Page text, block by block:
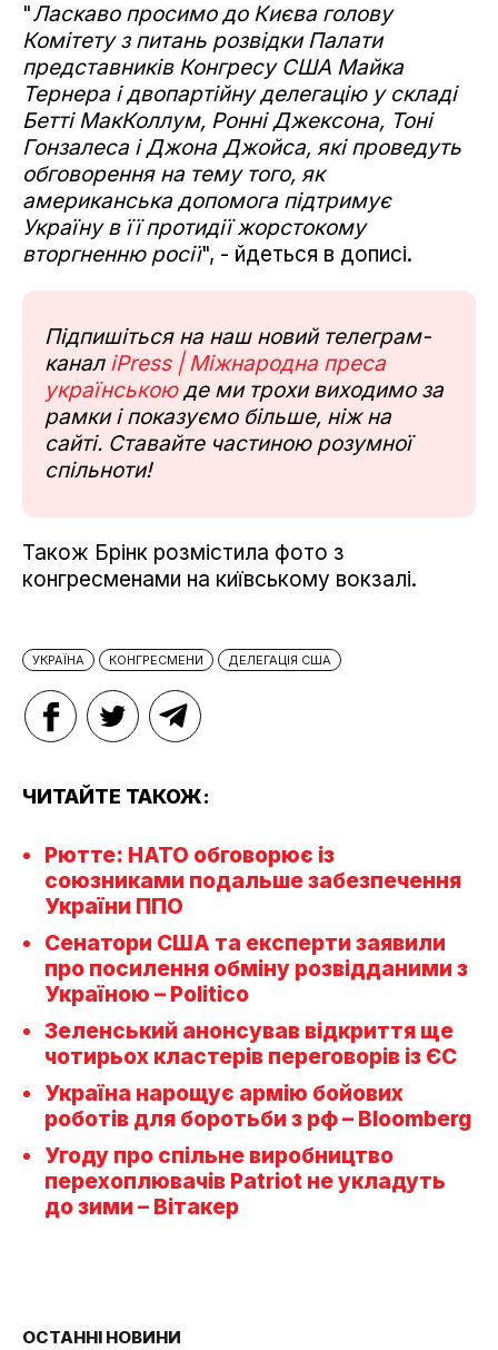
"Ласкаво просимо до Києва голову
Комітету з питань розвідки Палати
представників Конгресу США Майка
Тернера і двопартійну делегацію у складі
Бетті МакКоллум, Ронні Джексона, Тоні
Гонзалеса і Джона Джойса, які проведуть
обговорення на тему того, як
американська допомога підтримує
Україну в її протидії жорстокому
вторгненню росії", - йдеться в дописі.
Підпишіться на наш новий телеграм-
канал iPress | Міжнародна преса
українськоюде ми трохи виходимо за
рамки і показуємо більше, ніж на
сайті. Ставайте частиною розумної
спільноти!
Також Брінк розмістила фото з
конгресменами на київському вокзалі.
УКРАЇНА КОНГРЕСМЕНИ ДЕЛЕГАЦІЯ США
ЧИТАЙТЕ ТАКОЖ:
Рютте: НАТО обговорює із
союзниками подальше забезпечення
України ППО
Сенатори США та експерти заявили
про посилення обміну розвідданими з
Україною – Politico
Зеленський анонсував відкриття ще
чотирьох кластерів переговорів із ЄС
Україна нарощує армію бойових
роботів для боротьби з рф – Bloomberg
Угоду про спільне виробництво
перехоплювачів Patriot не укладуть
до зими – Вітакер
ОСТАННІ НОВИНИ